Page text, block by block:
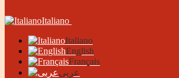
Italiano
Italiano
English
Français
عربى